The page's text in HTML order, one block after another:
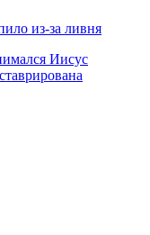
из-за ливня
Иисус